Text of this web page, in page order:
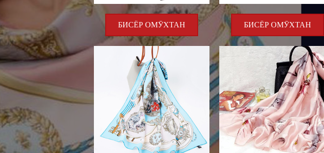
БИСЁР ОМӮХТАН БИСЁР ОМӮХТАН